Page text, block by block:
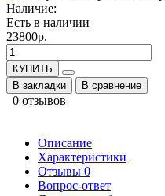
Наличие:
Есть в наличии
23800р.
КУПИТЬ
В закладки
В сравнение
0 отзывов
Описание
Характеристики
Отзывы 0
Вопрос-ответ